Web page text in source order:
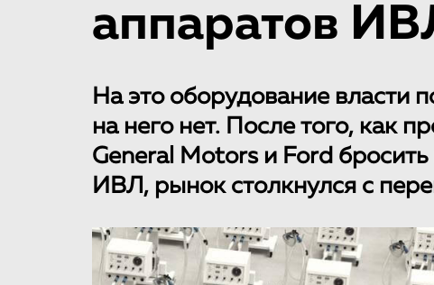
аппаратов
На это оборудование власти
на него нет. После того, как
General Motors и Ford
ИВЛ, рынок столкнулся с